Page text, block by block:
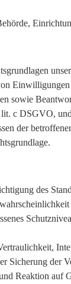
sowie
c DSGVO,
der
des
Sicherung
Reaktion auf